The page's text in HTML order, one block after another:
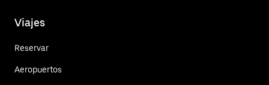
Viajes
Reservar
Aeropuertos